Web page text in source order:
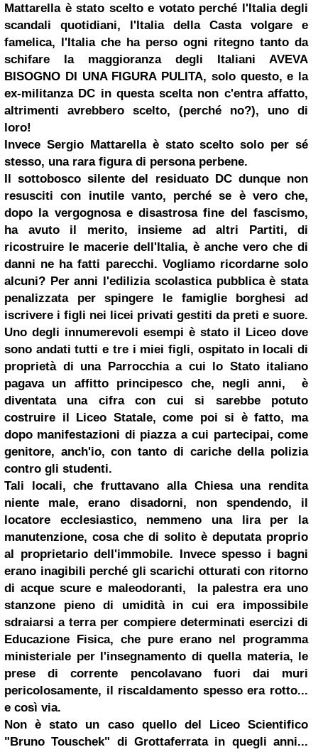
Mattarella è stato scelto e votato perché l'Italia degli
scandali quotidiani, l'Italia della Casta volgare e
famelica, l'Italia che ha perso ogni ritegno tanto da
schifare la maggioranza degli Italiani AVEVA
BISOGNO DI UNA FIGURA PULITA, solo questo, e la
ex-militanza DC in questa scelta non c'entra affatto,
altrimenti avrebbero scelto, (perché no?), uno di
loro!
Invece Sergio Mattarella è stato scelto solo per sé
stesso, una rara figura di persona perbene.
Il sottobosco silente del residuato DC dunque non
resusciti con inutile vanto, perché se è vero che,
dopo la vergognosa e disastrosa fine del fascismo,
ha avuto il merito, insieme ad altri Partiti, di
ricostruire le macerie dell'Italia, è anche vero che di
danni ne ha fatti parecchi. Vogliamo ricordarne solo
alcuni? Per anni l'edilizia scolastica pubblica è stata
penalizzata per spingere le famiglie borghesi ad
iscrivere i figli nei licei privati gestiti da preti e suore.
Uno degli innumerevoli esempi è stato il Liceo dove
sono andati tutti e tre i miei figli, ospitato in locali di
proprietà di una Parrocchia a cui lo Stato italiano
pagava un affitto principesco che, negli anni, è
diventata una cifra con cui si sarebbe potuto
costruire il Liceo Statale, come poi si è fatto, ma
dopo manifestazioni di piazza a cui partecipai, come
genitore, anch'io, con tanto di cariche della polizia
contro gli studenti.
Tali locali, che fruttavano alla Chiesa una rendita
niente male, erano disadorni, non spendendo, il
locatore ecclesiastico, nemmeno una lira per la
manutenzione, cosa che di solito è deputata proprio
al proprietario dell'immobile. Invece spesso i bagni
erano inagibili perché gli scarichi otturati con ritorno
di acque scure e maleodoranti, la palestra era uno
stanzone pieno di umidità in cui era impossibile
sdraiarsi a terra per compiere determinati esercizi di
Educazione Fisica, che pure erano nel programma
ministeriale per l'insegnamento di quella materia, le
prese di corrente pencolavano fuori dai muri
pericolosamente, il riscaldamento spesso era rotto...
e così via.
Non è stato un caso quello del Liceo Scientifico
"Bruno Touschek" di Grottaferrata in quegli anni...